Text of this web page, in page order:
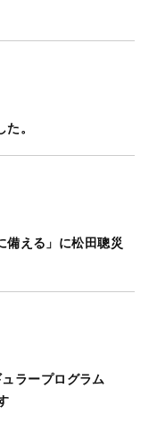
。
備える」に松田聰災
ラープログラム